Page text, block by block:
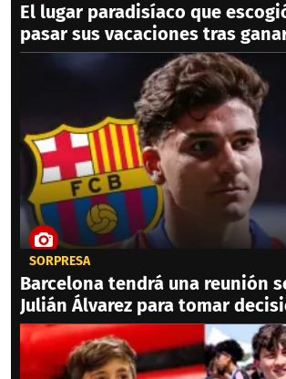
El lugar paradisíaco que
pasar sus vacaciones tras
SORPRESA
Barcelona tendrá una reunión
Julián Álvarez para tomar